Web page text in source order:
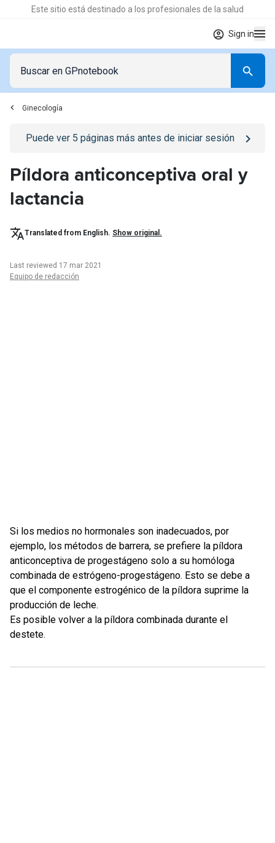
Este sitio está destinado a los profesionales de la salud
Sign in
Ginecología
Go to/iniciar-sesionpage
Puede ver 5 páginas más antes de iniciar sesión
Píldora anticonceptiva oral y
lactancia
Translated from English. Show original.
Last reviewed 17 mar 2021
Equipo de redacción
Si los medios no hormonales son inadecuados, por
ejemplo, los métodos de barrera, se prefiere la píldora
anticonceptiva de progestágeno solo a su homóloga
combinada de estrógeno-progestágeno. Esto se debe a
que el componente estrogénico de la píldora suprime la
producción de leche.
Es posible volver a la píldora combinada durante el
destete.